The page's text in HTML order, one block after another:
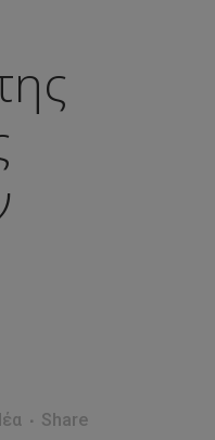
Share